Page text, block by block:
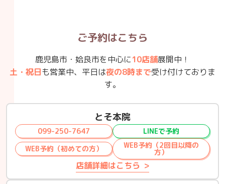
ご予約はこちら
鹿児島市・姶良市を中心に10店舗展開中！
土・祝日も営業中、平日は夜の8時まで受け付けておりま
す。
とそ本院
099-250-7647
LINEで予約
WEB予約（初めての方）
WEB予約（2回目以降の
方）
店舗詳細はこちら